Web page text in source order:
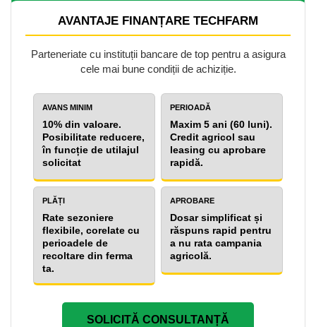
AVANTAJE FINANȚARE TECHFARM
Parteneriate cu instituții bancare de top pentru a asigura
cele mai bune condiții de achiziție.
AVANS MINIM
10% din valoare.
Posibilitate reducere,
în funcție de utilajul
solicitat
PERIOADĂ
Maxim 5 ani (60 luni).
Credit agricol sau
leasing cu aprobare
rapidă.
PLĂȚI
Rate sezoniere
flexibile, corelate cu
perioadele de
recoltare din ferma
ta.
APROBARE
Dosar simplificat și
răspuns rapid pentru
a nu rata campania
agricolă.
SOLICITĂ CONSULTANȚĂ